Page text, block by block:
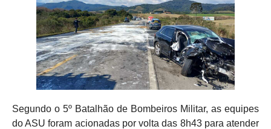
Segundo o 5º Batalhão de Bombeiros Militar, as equipes
do ASU foram acionadas por volta das 8h43 para atender